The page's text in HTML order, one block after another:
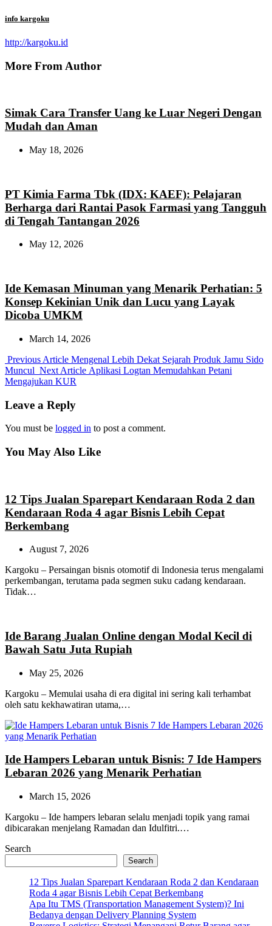
info kargoku
http://kargoku.id
More From Author
Simak Cara Transfer Uang ke Luar Negeri Dengan
Mudah dan Aman
May 18, 2026
PT Kimia Farma Tbk (IDX: KAEF): Pelajaran
Berharga dari Rantai Pasok Farmasi yang Tangguh
di Tengah Tantangan 2026
May 12, 2026
Ide Kemasan Minuman yang Menarik Perhatian: 5
Konsep Kekinian Unik dan Lucu yang Layak
Dicoba UMKM
March 14, 2026
Previous Article Previous
Post:
Mengenal Lebih Dekat Sejarah Produk Jamu Sido
Muncul Next Article Next
Aplikasi Logtan Memudahkan Petani
Mengajukan KUR
Leave a Reply
You must be logged in to post a comment.
You May Also Like
12 Tips Jualan Sparepart Kendaraan Roda 2 dan
Kendaraan Roda 4 agar Bisnis Lebih Cepat
Berkembang
August 7, 2026
Kargoku – Persaingan bisnis otomotif di Indonesia terus mengalami
perkembangan, terutama pada segmen suku cadang kendaraan.
Tidak…
Ide Barang Jualan Online dengan Modal Kecil di
Bawah Satu Juta Rupiah
May 25, 2026
Kargoku – Memulai usaha di era digital ini sering kali terhambat
oleh satu kekhawatiran utama,…
Ide Hampers Lebaran untuk Bisnis: 7 Ide Hampers
Lebaran 2026 yang Menarik Perhatian
March 15, 2026
Kargoku – Ide hampers lebaran selalu menjadi topik yang ramai
dibicarakan menjelang Ramadan dan Idulfitri.…
Search
Search
12 Tips Jualan Sparepart Kendaraan Roda 2 dan Kendaraan
Roda 4 agar Bisnis Lebih Cepat Berkembang
Apa Itu TMS (Transportation Management System)? Ini
Bedanya dengan Delivery Planning System